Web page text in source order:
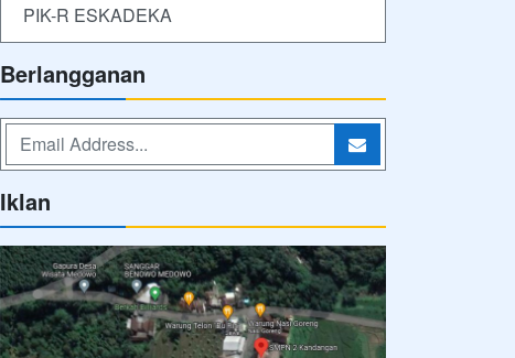
PIK-R ESKADEKA
Berlangganan
Iklan